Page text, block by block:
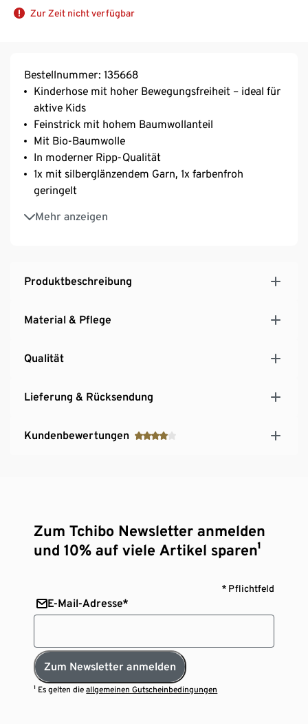
Zur Zeit nicht verfügbar
Bestellnummer: 135668
Kinderhose mit hoher Bewegungsfreiheit – ideal für
aktive Kids
Feinstrick mit hohem Baumwollanteil
Mit Bio-Baumwolle
In moderner Ripp-Qualität
1x mit silberglänzendem Garn, 1x farbenfroh
geringelt
Mehr anzeigen
Weiches Komfortbündchen für einen sicheren Halt
Mit Elasthan: formbeständig, perfekter Sitz, hoher
Produktbeschreibung
Material & Pflege
Qualität
Lieferung & Rücksendung
Kundenbewertungen
Zum Tchibo Newsletter anmelden
und 10% auf viele Artikel sparen¹
* Pflichtfeld
E-Mail-Adresse*
Zum Newsletter anmelden
¹ Es gelten dieallgemeinen Gutscheinbedingungen